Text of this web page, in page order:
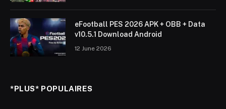
eFootball PES 2026 APK + OBB + Data
v10.5.1 Download Android
12 June 2026
*PLUS* POPULAIRES